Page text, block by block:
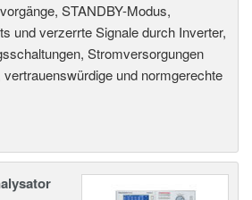
STANDBY-Modus,
und verzerrte Signale durch Inverter,
Stromversorgungen
und normgerechte